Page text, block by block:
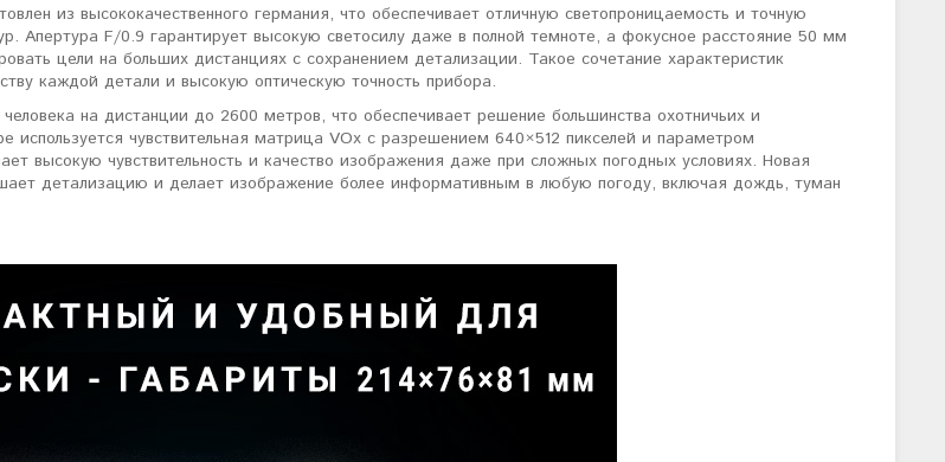
из высококачественного германия, что обеспечивает отличную светопроницаемость и точную
Апертура F/0.9 гарантирует высокую светосилу даже в полной темноте, а фокусное расстояние 50 мм
цели на больших дистанциях с сохранением детализации. Такое сочетание характеристик
каждой детали и высокую оптическую точность прибора.
на дистанции до 2600 метров, что обеспечивает решение большинства охотничьих и
используется чувствительная матрица VOx с разрешением 640×512 пикселей и параметром
высокую чувствительность и качество изображения даже при сложных погодных условиях. Новая
детализацию и делает изображение более информативным в любую погоду, включая дождь, туман